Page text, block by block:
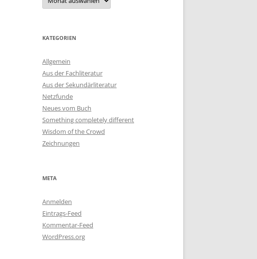
KATEGORIEN
Allgemein
Aus der Fachliteratur
Aus der Sekundärliteratur
Netzfunde
Neues vom Buch
Something completely different
Wisdom of the Crowd
Zeichnungen
META
Anmelden
Eintrags-Feed
Kommentar-Feed
WordPress.org